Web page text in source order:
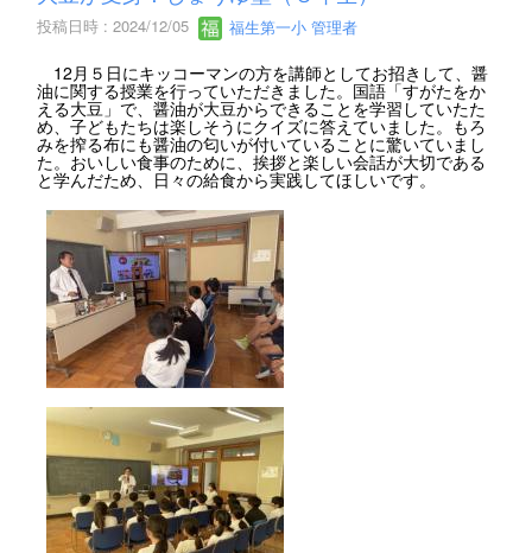
投稿日時 : 2024/12/05 福生第一小 管理者
12月５日にキッコーマンの方を講師としてお招きして、醤
油に関する授業を行っていただきました。国語「すがたをか
える大豆」で、醤油が大豆からできることを学習していたた
め、子どもたちは楽しそうにクイズに答えていました。もろ
みを搾る布にも醤油の匂いが付いていることに驚いていまし
た。おいしい食事のために、挨拶と楽しい会話が大切である
と学んだため、日々の給食から実践してほしいです。